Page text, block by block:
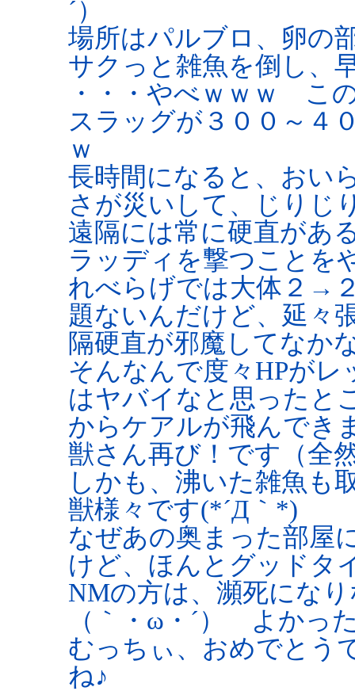
´）
場所はパルブロ、卵の
サクっと雑魚を倒し、
・・・やべｗｗｗ こ
スラッグが３００～４
ｗ
長時間になると、おい
さが災いして、じりじ
遠隔には常に硬直があ
ラッディを撃つことを
れべらげでは大体２→
題ないんだけど、延々
隔硬直が邪魔してなか
そんなんで度々HPが
はヤバイなと思ったと
からケアルが飛んでき
獣さん再び！です（全
しかも、沸いた雑魚も
獣様々です(*´Д｀*)
なぜあの奥まった部屋
けど、ほんとグッドタ
NMの方は、瀕死にな
（｀・ω・´） よかっ
むっちぃ、おめでと
ね♪